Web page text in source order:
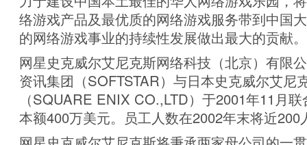
络游戏产品及最优质的网络游戏服务带到中国
的网络游戏事业的持续性发展做出最大的贡献。
网星史克威尔艾尼克斯网络科技（北京）有限
资讯集团（SOFTSTAR）与日本史克威尔艾尼
（SQUARE ENIX CO.,LTD）于2001年11月
本额400万美元。员工人数在2002年末将近200